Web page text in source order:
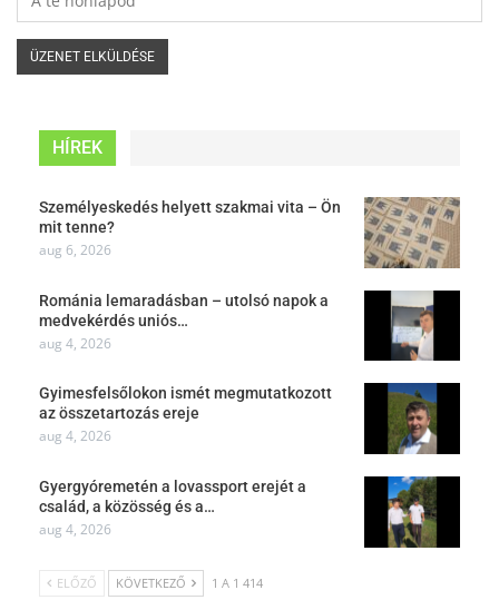
HÍREK
Személyeskedés helyett szakmai vita – Ön
mit tenne?
aug 6, 2026
Románia lemaradásban – utolsó napok a
medvekérdés uniós…
aug 4, 2026
Gyimesfelsőlokon ismét megmutatkozott
az összetartozás ereje
aug 4, 2026
Gyergyóremetén a lovassport erejét a
család, a közösség és a…
aug 4, 2026
ELŐZŐ KÖVETKEZŐ 1 A 1 414